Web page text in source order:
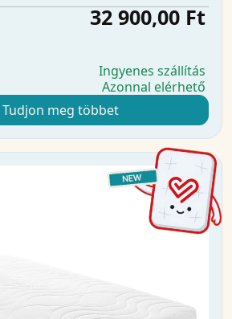
32 900,00 Ft
Ingyenes szállítás
Azonnal elérhető
meg többet